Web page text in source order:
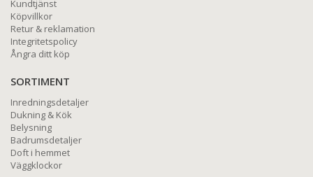
Kundtjänst
Köpvillkor
Retur & reklamation
Integritetspolicy
Ångra ditt köp
SORTIMENT
Inredningsdetaljer
Dukning & Kök
Belysning
Badrumsdetaljer
Doft i hemmet
Väggklockor